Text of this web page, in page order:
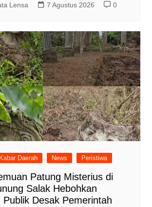
Lensa 7 Agustus 2026 0
Kabar Daerah News Peristiwa
Patung Misterius di
Salak Hebohkan
Publik Desak Pemerintah